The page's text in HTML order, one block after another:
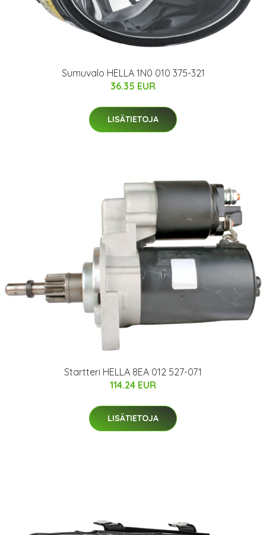
Sumuvalo HELLA 1N0 010 375-321
36.35 EUR
LISÄTIETOJA
Startteri HELLA 8EA 012 527-071
114.24 EUR
LISÄTIETOJA